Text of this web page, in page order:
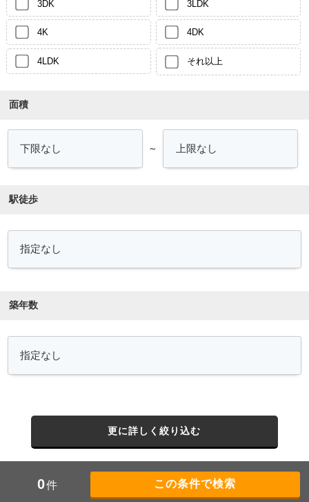
3DK 3LDK
4K 4DK
4LDK それ以上
面積
～
駅徒歩
築年数
更に詳しく絞り込む
0件